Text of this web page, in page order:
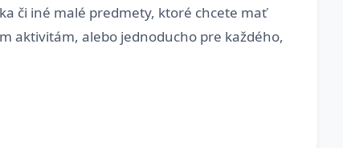
či iné malé predmety, ktoré chcete mať
aktivitám, alebo jednoducho pre každého,